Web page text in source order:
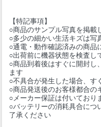
【特記事項】
○商品のサンプル写真を掲載
○多少の細かい生活キズは写
○通電・動作確認済みの商品
○出荷前に機器状態を検査し
○商品到着後はすぐに開封し
ます
○不具合が発生した場合、す
○商品発送後のお客様都合の
○メーカー保証は付いており
○バッテリーの消耗具合につ
了承ください